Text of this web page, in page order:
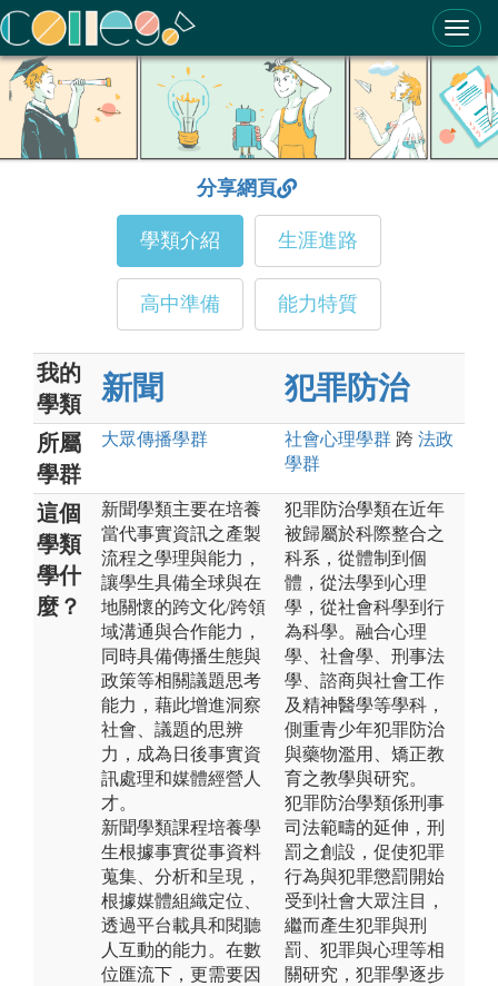
ColleGo! 大學選才與高中育才輔助系統
分享網頁
學類介紹 生涯進路
高中準備 能力特質
我的
學類
新聞 犯罪防治
所屬
學群
大眾傳播學群 社會心理學群 跨 法政
學群
這個
學類
學什
麼？
新聞學類主要在培養
當代事實資訊之產製
流程之學理與能力，
讓學生具備全球與在
地關懷的跨文化/跨領
域溝通與合作能力，
同時具備傳播生態與
政策等相關議題思考
能力，藉此增進洞察
社會、議題的思辨
力，成為日後事實資
訊處理和媒體經營人
才。
新聞學類課程培養學
生根據事實從事資料
蒐集、分析和呈現，
根據媒體組織定位、
透過平台載具和閱聽
人互動的能力。在數
位匯流下，更需要因
犯罪防治學類在近年
被歸屬於科際整合之
科系，從體制到個
體，從法學到心理
學，從社會科學到行
為科學。融合心理
學、社會學、刑事法
學、諮商與社會工作
及精神醫學等學科，
側重青少年犯罪防治
與藥物濫用、矯正教
育之教學與研究。
犯罪防治學類係刑事
司法範疇的延伸，刑
罰之創設，促使犯罪
行為與犯罪懲罰開始
受到社會大眾注目，
繼而產生犯罪與刑
罰、犯罪與心理等相
關研究，犯罪學逐步